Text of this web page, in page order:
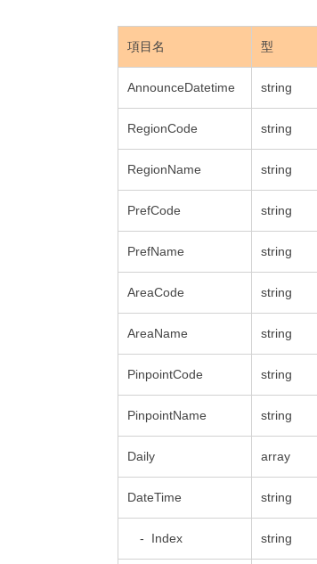
項目名 型
AnnounceDatetime string
RegionCode string
RegionName string
PrefCode string
PrefName string
AreaCode string
AreaName string
PinpointCode string
PinpointName string
Daily array
DateTime string
- Index string